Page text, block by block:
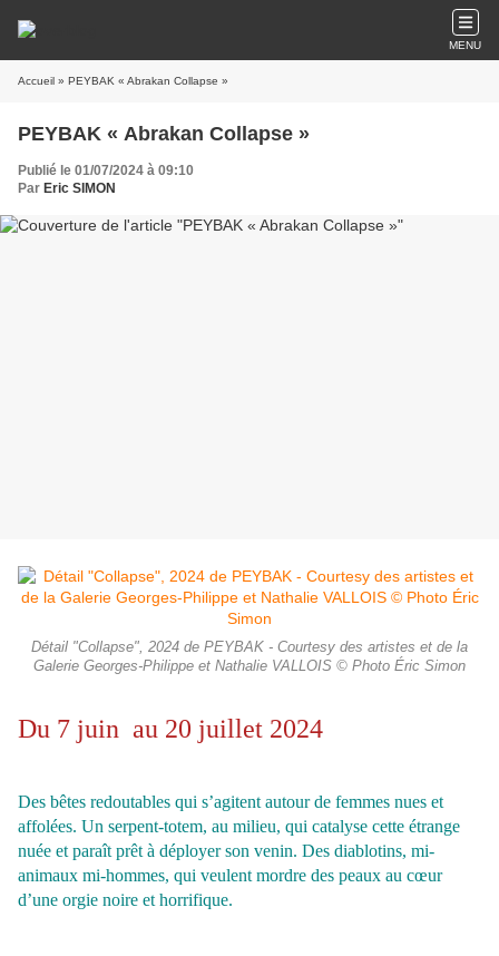
MENU
Accueil » PEYBAK « Abrakan Collapse »
PEYBAK « Abrakan Collapse »
Publié le 01/07/2024 à 09:10
Par Eric SIMON
Détail "Collapse", 2024 de PEYBAK - Courtesy des artistes et de la
Galerie Georges-Philippe et Nathalie VALLOIS © Photo Éric Simon
Du 7 juin au 20 juillet 2024
Des bêtes redoutables qui s’agitent autour de femmes nues et
affolées. Un serpent-totem, au milieu, qui catalyse cette étrange
nuée et paraît prêt à déployer son venin. Des diablotins, mi-
animaux mi-hommes, qui veulent mordre des peaux au cœur
d’une orgie noire et horrifique.